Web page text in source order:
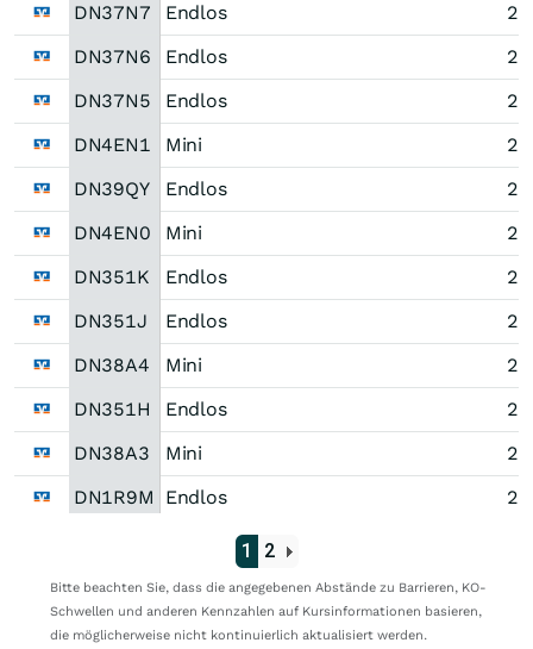
DN37N7
Endlos
DN37N6
Endlos
DN37N5
Endlos
DN4EN1
Mini
DN39QY
Endlos
DN4EN0
Mini
DN351K
Endlos
DN351J
Endlos
DN38A4
Mini
DN351H
Endlos
DN38A3
Mini
DN1R9M
Endlos
DN2G7Z
Endlos
DN36TE
Mini
1 2
Bitte beachten Sie, dass die angegebenen Abstände zu Barrieren, KO-
Schwellen und anderen Kennzahlen auf Kursinformationen basieren,
die möglicherweise nicht kontinuierlich aktualisiert werden.